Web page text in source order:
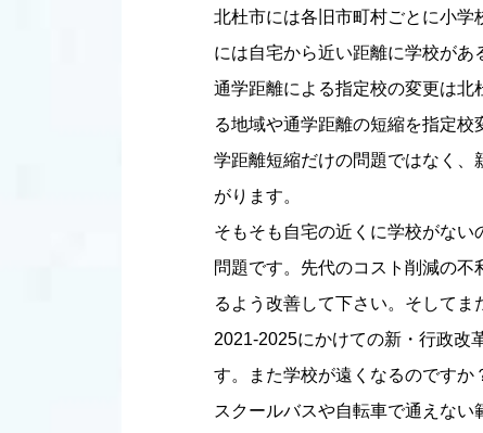
北杜市には各旧市町村ごとに小
には自宅から近い距離に学校があ
通学距離による指定校の変更は
る地域や通学距離の短縮を指定
学距離短縮だけの問題ではなく
がります。
そもそも自宅の近くに学校がな
問題です。先代のコスト削減の
るよう改善して下さい。そしてま
2021-2025にかけての新・行政改
す。また学校が遠くなるのですか
スクールバスや自転車で通えな